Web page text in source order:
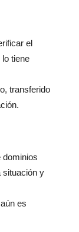
el
tiene
transferido
dominios
situación y
es